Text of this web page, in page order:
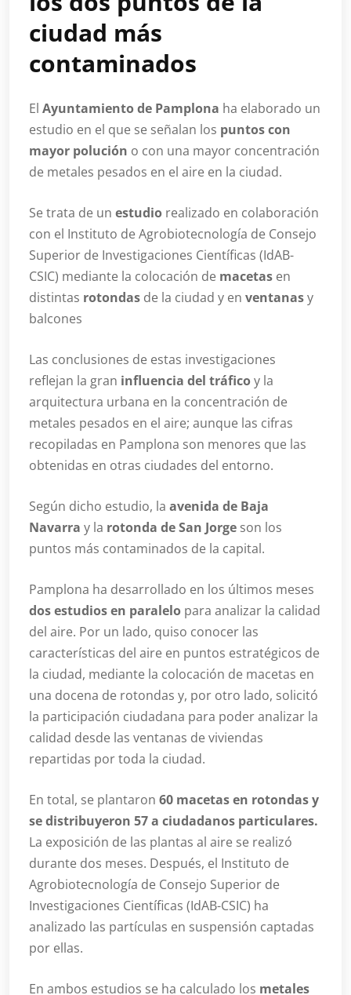
ciudad más
contaminados
El Ayuntamiento de Pamplona ha elaborado un
estudio en el que se señalan los puntos con
mayor polución o con una mayor concentración
de metales pesados en el aire en la ciudad.
Se trata de un estudio realizado en colaboración
con el Instituto de Agrobiotecnología de Consejo
Superior de Investigaciones Científicas (IdAB-
CSIC) mediante la colocación de macetas en
distintas rotondas de la ciudad y en ventanasy
balcones
Las conclusiones de estas investigaciones
reflejan la gran influencia del tráficoy la
arquitectura urbana en la concentración de
metales pesados en el aire; aunque las cifras
recopiladas en Pamplona son menores que las
obtenidas en otras ciudades del entorno.
Según dicho estudio, la avenida de Baja
Navarra y la rotonda de San Jorge son los
puntos más contaminados de la capital.
Pamplona ha desarrollado en los últimos meses
dos estudios en paralelo para analizar la calidad
del aire. Por un lado, quiso conocer las
características del aire en puntos estratégicos de
la ciudad, mediante la colocación de macetas en
una docena de rotondas y, por otro lado, solicitó
la participación ciudadana para poder analizar la
calidad desde las ventanas de viviendas
repartidas por toda la ciudad.
En total, se plantaron 60 macetas en rotondas y
se distribuyeron 57 a ciudadanos particulares.
La exposición de las plantas al aire se realizó
durante dos meses. Después, el Instituto de
Agrobiotecnología de Consejo Superior de
Investigaciones Científicas (IdAB-CSIC) ha
analizado las partículas en suspensión captadas
por ellas.
En ambos estudios se ha calculado los metales